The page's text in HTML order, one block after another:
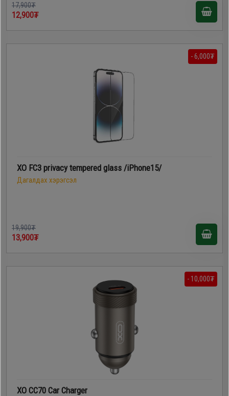
17,900₮
12,900₮
- 6,000₮
XO FC3 privacy tempered glass /iPhone15/
Дагалдах хэрэгсэл
19,900₮
13,900₮
- 10,000₮
XO CC70 Car Charger